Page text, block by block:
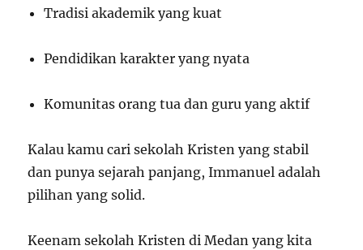
Tradisi akademik yang kuat
Pendidikan karakter yang nyata
Komunitas orang tua dan guru yang aktif
Kalau kamu cari sekolah Kristen yang stabil
dan punya sejarah panjang, Immanuel adalah
pilihan yang solid.
Keenam sekolah Kristen di Medan yang kita